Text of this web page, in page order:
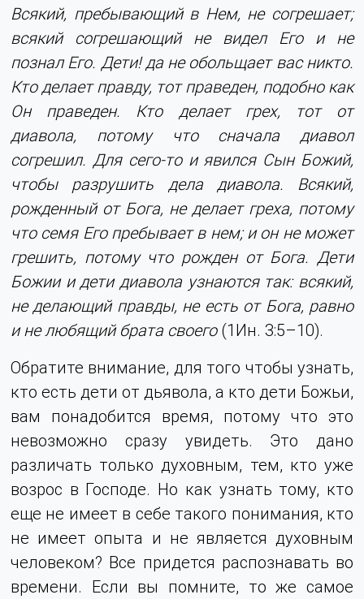
Всякий, пребывающий в Нем, не согрешает;
всякий согрешающий не видел Его и не
познал Его. Дети! да не обольщает вас никто.
Кто делает правду, тот праведен, подобно как
Он праведен. Кто делает грех, тот от
диавола, потому что сначала диавол
согрешил. Для сего-то и явился Сын Божий,
чтобы разрушить дела диавола. Всякий,
рожденный от Бога, не делает греха, потому
что семя Его пребывает в нем; и он не может
грешить, потому что рожден от Бога. Дети
Божии и дети диавола узнаются так: всякий,
не делающий правды, не есть от Бога, равно
и не любящий брата своего(1Ин. 3:5–10).
Обратите внимание, для того чтобы узнать,
кто есть дети от дьявола, а кто дети Божьи,
вам понадобится время, потому что это
невозможно сразу увидеть. Это дано
различать только духовным, тем, кто уже
возрос в Господе. Но как узнать тому, кто
еще не имеет в себе такого понимания, кто
не имеет опыта и не является духовным
человеком? Все придется распознавать во
времени. Если вы помните, то же самое